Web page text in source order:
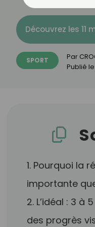
Découvrez les 11
SPORT Par
Publié le
1. Pourquoi la
importante
2. L’idéal : 3 à
des progrès